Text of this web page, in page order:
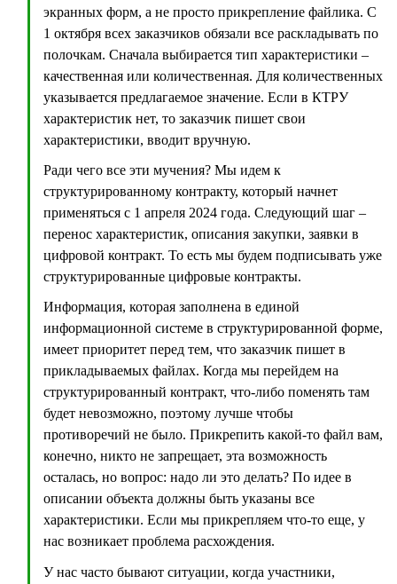
экранных форм, а не просто прикрепление файлика. С
1 октября всех заказчиков обязали все раскладывать по
полочкам. Сначала выбирается тип характеристики –
качественная или количественная. Для количественных
указывается предлагаемое значение. Если в КТРУ
характеристик нет, то заказчик пишет свои
характеристики, вводит вручную.
Ради чего все эти мучения? Мы идем к
структурированному контракту, который начнет
применяться с 1 апреля 2024 года. Следующий шаг –
перенос характеристик, описания закупки, заявки в
цифровой контракт. То есть мы будем подписывать уже
структурированные цифровые контракты.
Информация, которая заполнена в единой
информационной системе в структурированной форме,
имеет приоритет перед тем, что заказчик пишет в
прикладываемых файлах. Когда мы перейдем на
структурированный контракт, что-либо поменять там
будет невозможно, поэтому лучше чтобы
противоречий не было. Прикрепить какой-то файл вам,
конечно, никто не запрещает, эта возможность
осталась, но вопрос: надо ли это делать? По идее в
описании объекта должны быть указаны все
характеристики. Если мы прикрепляем что-то еще, у
нас возникает проблема расхождения.
У нас часто бывают ситуации, когда участники,